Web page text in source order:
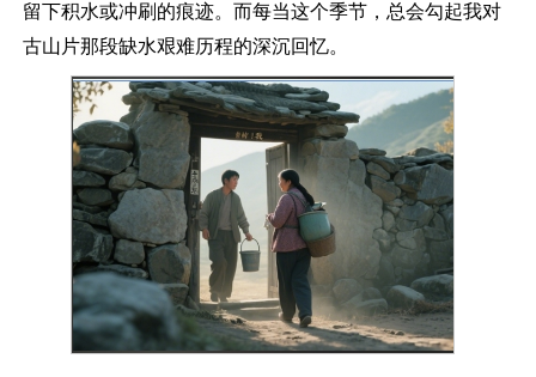
留下积水或冲刷的痕迹。而每当这个季节，总会勾起我对
古山片那段缺水艰难历程的深沉回忆。